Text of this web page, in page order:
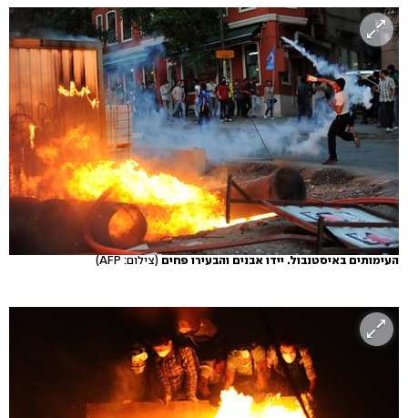
העימותים באיסטנבול. יידו אבנים והבעירו פחים(צילום: AFP)